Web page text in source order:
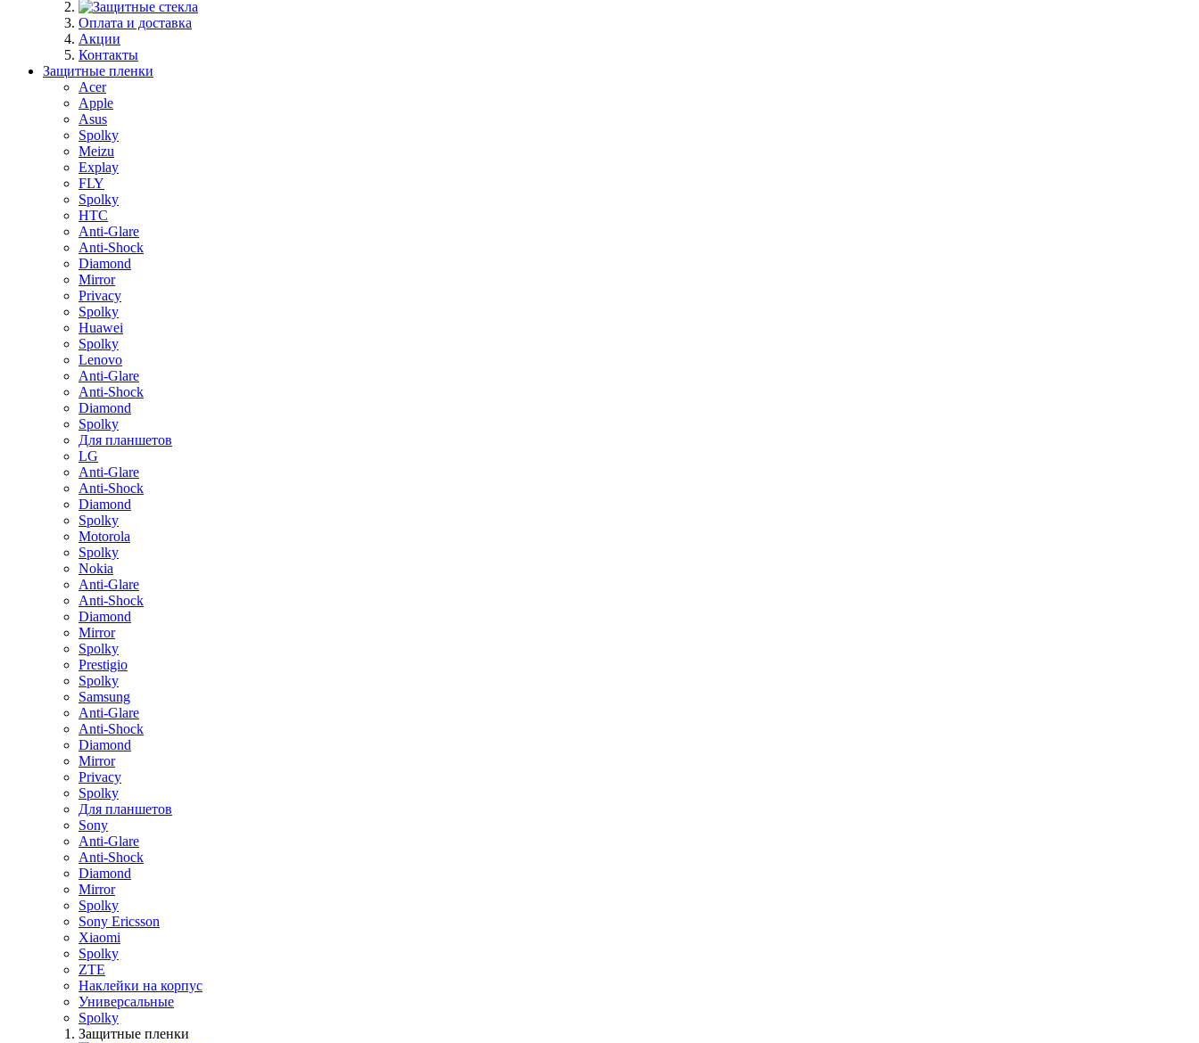
Оплата и доставка
Акции
Контакты
Защитные пленки
Acer
Apple
Asus
Spolky
Meizu
Explay
FLY
Spolky
HTC
Anti-Glare
Anti-Shock
Diamond
Mirror
Privacy
Spolky
Huawei
Spolky
Lenovo
Anti-Glare
Anti-Shock
Diamond
Spolky
Для планшетов
LG
Anti-Glare
Anti-Shock
Diamond
Spolky
Motorola
Spolky
Nokia
Anti-Glare
Anti-Shock
Diamond
Mirror
Spolky
Prestigio
Spolky
Samsung
Anti-Glare
Anti-Shock
Diamond
Mirror
Privacy
Spolky
Для планшетов
Sony
Anti-Glare
Anti-Shock
Diamond
Mirror
Spolky
Sony Ericsson
Xiaomi
Spolky
ZTE
Наклейки на корпус
Универсальные
Spolky
Защитные пленки